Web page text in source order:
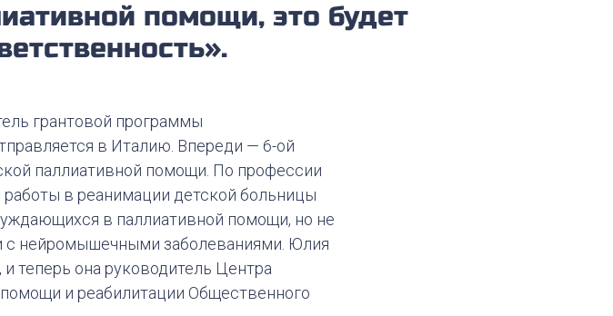
помощи, это будет
грантовой программы
в Италию. Впереди — 6-ой
паллиативной помощи. По профессии
работы в реанимации детской больницы
в паллиативной помощи, но не
с нейромышечными заболеваниями. Юлия
теперь она руководитель Центра
и реабилитации Общественного